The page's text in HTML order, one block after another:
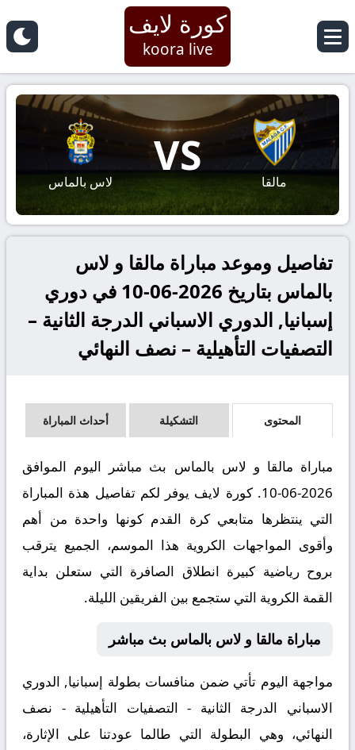
كورة لايف
koora live
مالقا
VS
لاس بالماس
تفاصيل وموعد مباراة مالقا و لاس
بالماس بتاريخ 2026-06-10 في دوري
إسبانيا, الدوري الاسباني الدرجة الثانية –
التصفيات التأهيلية – نصف النهائي
المحتوى التشكيلة أحداث المباراة
مباراة مالقا و لاس بالماس بث مباشر اليوم الموافق
2026-06-10. كورة لايف يوفر لكم تفاصيل هذة المباراة
التي ينتظرها متابعي كرة القدم كونها واحدة من أهم
وأقوى المواجهات الكروية هذا الموسم، الجميع يترقب
بروح رياضية كبيرة انطلاق الصافرة التي ستعلن بداية
القمة الكروية التي ستجمع بين الفريقين الليلة.
مباراة مالقا و لاس بالماس بث مباشر
مواجهة اليوم تأتي ضمن منافسات بطولة إسبانيا, الدوري
الاسباني الدرجة الثانية - التصفيات التأهيلية - نصف
النهائي، وهي البطولة التي طالما عودتنا على الإثارة،